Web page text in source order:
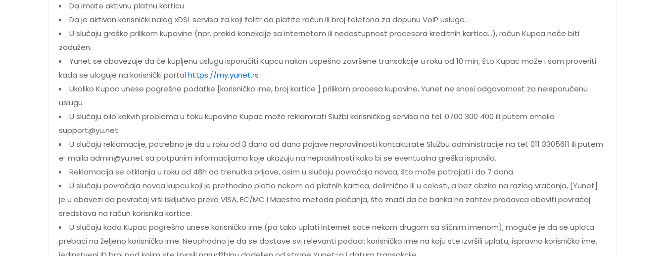
Da imate aktivnu platnu karticu
Da je aktivan korisnički nalog xDSL servisa za koji želitr da platite račun ili broj telefona za dopunu VoIP usluge.
U slučaju greške prilikom kupovine (npr. prekid konekcije sa internetom ili nedostupnost procesora kreditnih kartica…), račun Kupca neće biti
zadužen.
Yunet se obavezuje da će kupljenu uslugu isporučiti Kupcu nakon uspešno završene transakcije u roku od 10 min, što Kupac može i sam proveriti
kada se uloguje na korisnički portalhttps://my.yunet.rs
Ukoliko Kupac unese pogrešne podatke [korisničko ime, broj kartice ] prilikom procesa kupovine, Yunet ne snosi odgovornost za neisporučenu
uslugu
U slučaju bilo kakvih problema u toku kupovine Kupac može reklamirati Službi korisničkog servisa na tel. 0700 300 400 ili putem emaila
support@yu.net
U slučaju reklamacije, potrebno je da u roku od 3 dana od dana pojave nepravilnosti kontaktirate Službu administracije na tel. 011 3305611 ili putem
e-maila admin@yu.net sa potpunim informacijama koje ukazuju na nepravilnosti kako bi se eventualna greška ispravila.
Reklamacija se otklanja u roku od 48h od trenutka prijave, osim u slučaju povraćaja novca, što može potrajati i do 7 dana.
U slučaju povraćaja novca kupcu koji je prethodno platio nekom od platnih kartica, delimično ili u celosti, a bez obzira na razlog vraćanja, [Yunet]
je u obavezi da povraćaj vrši isključivo preko VISA, EC/MC i Maestro metoda plaćanja, što znači da će banka na zahtev prodavca obaviti povraćaj
sredstava na račun korisnika kartice.
U slučaju kada Kupac pogrešno unese korisničko ime (pa tako uplati Internet sate nekom drugom sa sličnim imenom), moguće je da se uplata
prebaci na željeno korisničko ime. Neophodno je da se dostave svi relevanti podaci: korisničko ime na koju ste izvršili uplatu, ispravno korisničko ime,